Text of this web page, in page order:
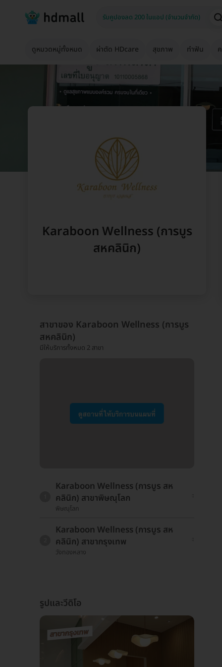
ดูหมวดหมู่ทั้งหมด ผ่าตัด HDcare สุขภาพ ทำฟัน
Karaboon Wellness (การบูร
สหคลินิก)
สาขาของ Karaboon Wellness (การบูร
สหคลินิก)
มีให้บริการทั้งหมด 2 สาขา
Karaboon Wellness (การบูร สห
คลินิก) สาขาพิษณุโลก
พิษณุโลก
Karaboon Wellness (การบูร สห
คลินิก) สาขากรุงเทพ
วังทองหลาง
รูปและวีดิโอ